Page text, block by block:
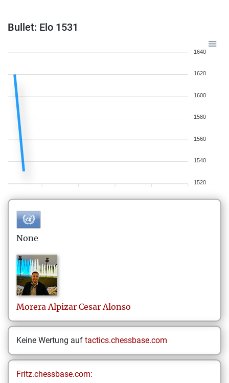
Bullet: Elo 1531
1640
1620
1600
1580
1560
1540
1520
None
Morera Alpizar Cesar Alonso
Keine Wertung auf tactics.chessbase.com
Fritz.chessbase.com: